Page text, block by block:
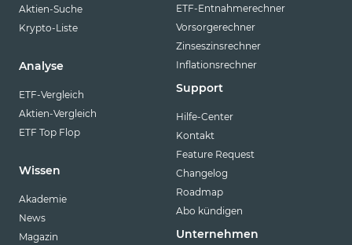
Aktien-Suche
Krypto-Liste
Analyse
ETF-Vergleich
Aktien-Vergleich
ETF Top Flop
Wissen
Akademie
News
Magazin
ETF-Entnahmerechner
Vorsorgerechner
Zinseszinsrechner
Inflationsrechner
Support
Hilfe-Center
Kontakt
Feature Request
Changelog
Roadmap
Abo kündigen
Unternehmen